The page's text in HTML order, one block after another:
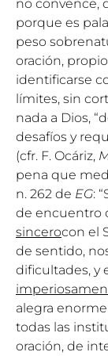
no convence,
porque es
peso
oración,
identificarse
límites, sin
nada a Dios,
desafíos y
(cfr. F. Ocáriz,
pena que
n. 262 de EG:
de encuentro
sincerocon el
de sentido,
dificultades, y
alegra
todas las
oración, de